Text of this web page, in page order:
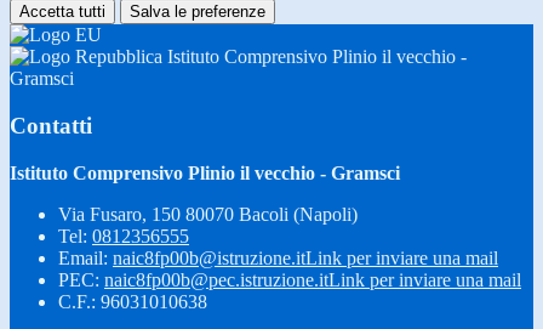
Accetta tutti Salva le preferenze
Istituto Comprensivo Plinio il vecchio -
Gramsci
Contatti
Istituto Comprensivo Plinio il vecchio - Gramsci
Via Fusaro, 150 80070 Bacoli (Napoli)
Tel: 0812356555
Email: naic8fp00b@istruzione.itLink per inviare una mail
PEC: naic8fp00b@pec.istruzione.itLink per inviare una mail
C.F.: 96031010638